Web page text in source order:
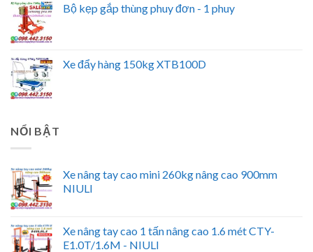
Bộ kẹp gắp thùng phuy đơn - 1 phuy
Xe đẩy hàng 150kg XTB100D
NỔI BẬT
Xe nâng tay cao mini 260kg nâng cao 900mm
NIULI
Xe nâng tay cao 1 tấn nâng cao 1.6 mét CTY-
E1.0T/1.6M - NIULI